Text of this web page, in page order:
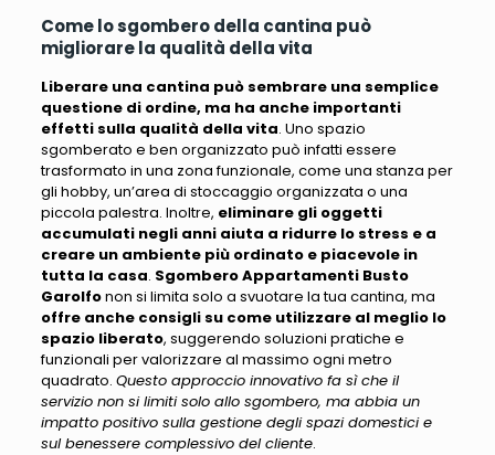
Come lo sgombero della cantina può
migliorare la qualità della vita
Liberare una cantina può sembrare una semplice
questione di ordine, ma ha anche importanti
effetti sulla qualità della vita. Uno spazio
sgomberato e ben organizzato può infatti essere
trasformato in una zona funzionale, come una stanza per
gli hobby, un’area di stoccaggio organizzata o una
piccola palestra. Inoltre, eliminare gli oggetti
accumulati negli anni aiuta a ridurre lo stress e a
creare un ambiente più ordinato e piacevole in
tutta la casa. Sgombero Appartamenti Busto
Garolfonon si limita solo a svuotare la tua cantina, ma
offre anche consigli su come utilizzare al meglio lo
spazio liberato, suggerendo soluzioni pratiche e
funzionali per valorizzare al massimo ogni metro
quadrato. Questo approccio innovativo fa sì che il
servizio non si limiti solo allo sgombero, ma abbia un
impatto positivo sulla gestione degli spazi domestici e
sul benessere complessivo del cliente.